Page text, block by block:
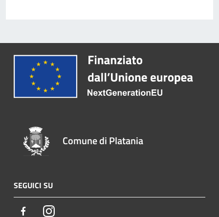
Comune di Platania
SEGUICI SU
FacebookInstagram